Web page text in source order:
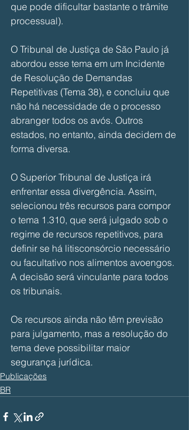
que pode dificultar bastante o trâmite
processual).
O Tribunal de Justiça de São Paulo já
abordou esse tema em um Incidente
de Resolução de Demandas
Repetitivas (Tema 38), e concluiu que
não há necessidade de o processo
abranger todos os avós. Outros
estados, no entanto, ainda decidem de
forma diversa.
O Superior Tribunal de Justiça irá
enfrentar essa divergência. Assim,
selecionou três recursos para compor
o tema 1.310, que será julgado sob o
regime de recursos repetitivos, para
definir se há litisconsórcio necessário
ou facultativo nos alimentos avoengos.
A decisão será vinculante para todos
os tribunais.
Os recursos ainda não têm previsão
para julgamento, mas a resolução do
tema deve possibilitar maior
segurança jurídica.
Publicações
BR